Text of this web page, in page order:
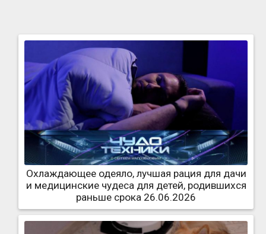
Охлаждающее одеяло, лучшая рация для дачи
и медицинские чудеса для детей, родившихся
раньше срока 26.06.2026